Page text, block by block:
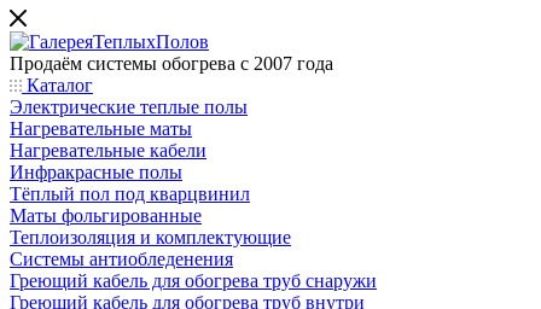
Продаём системы обогрева с 2007 года
Каталог
Электрические теплые полы
Нагревательные маты
Нагревательные кабели
Инфракрасные полы
Тёплый пол под кварцвинил
Маты фольгированные
Теплоизоляция и комплектующие
Системы антиобледенения
Греющий кабель для обогрева труб снаружи
Греющий кабель для обогрева труб внутри